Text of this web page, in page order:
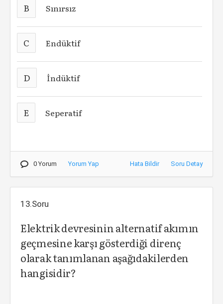
B Sınırsız
C Endüktif
D İndüktif
E Seperatif
0 Yorum Yorum Yap Hata Bildir Soru Detay
13.Soru
Elektrik devresinin alternatif akımın
geçmesine karşı gösterdiği direnç
olarak tanımlanan aşağıdakilerden
hangisidir?